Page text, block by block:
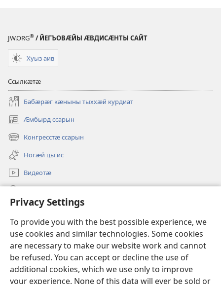
Privacy Settings
To provide you with the best possible experience, we
use cookies and similar technologies. Some cookies
are necessary to make our website work and cannot
be refused. You can accept or decline the use of
additional cookies, which we use only to improve
your experience. None of this data will ever be sold or
JW.ORG® / ЙЕГЪОВӔЙЫ ӔВДИСӔНТЫ САЙТ
Хуыз аив
Ссылкӕтӕ
Бабӕрӕг кӕныны тыххӕй курдиат
Ӕмбырд ссарын
(opens
new
window)
Конгресстӕ ссарын
(opens
new
window)
Ногӕй цы ис
Видеотӕ
(opens
window)Хъахъхъӕнӕн мӕсыджы ОНЛАЙН-БИБЛИОТЕКӔ™
(opens
new
window)JW Hub ®
(opens
new